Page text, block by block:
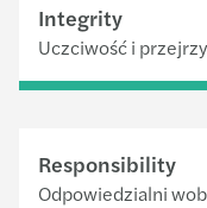
Integrity
Uczciwość i
Responsibility
Odpowiedzialni